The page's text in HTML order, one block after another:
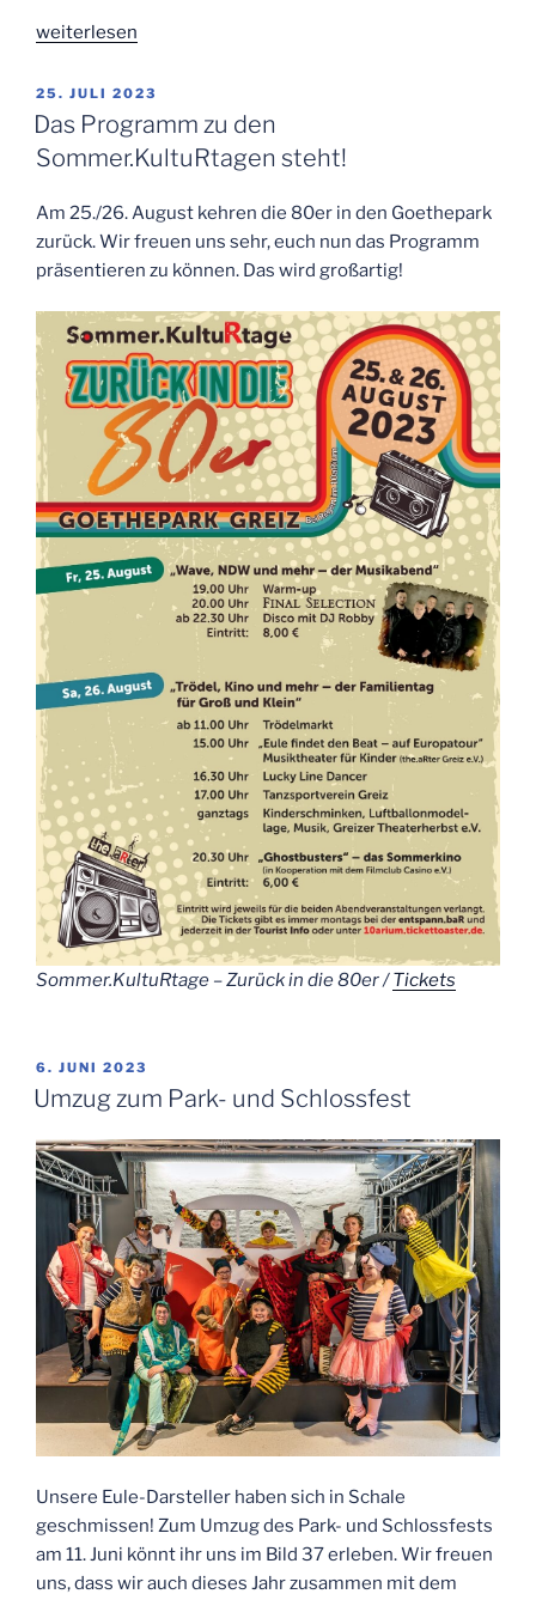
„Die
ist
zurück!“
weiterlesen
VERÖFFENTLICHT
AM
25. JULI 2023
Das Programm zu den
Sommer.KultuRtagen steht!
Am 25./26. August kehren die 80er in den Goethepark
zurück. Wir freuen uns sehr, euch nun das Programm
präsentieren zu können. Das wird großartig!
Sommer.KultuRtage – Zurück in die 80er /Tickets
VERÖFFENTLICHT
AM
6. JUNI 2023
Umzug zum Park- und Schlossfest
Unsere Eule-Darsteller haben sich in Schale
geschmissen! Zum Umzug des Park- und Schlossfests
am 11. Juni könnt ihr uns im Bild 37 erleben. Wir freuen
uns, dass wir auch dieses Jahr zusammen mit dem